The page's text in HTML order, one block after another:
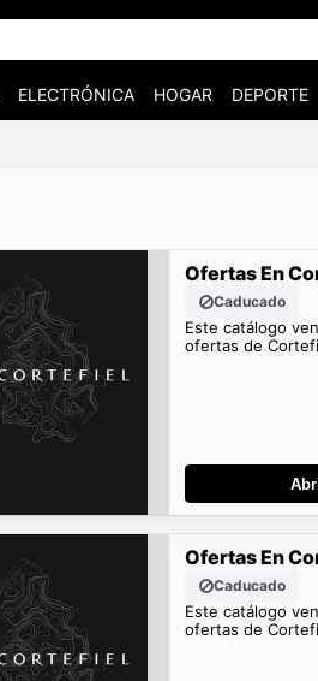
ELECTRÓNICA HOGAR DEPORTE
Ofertas En
Caducado
Este catálogo
ofertas de
Ofertas En
Caducado
Este catálogo
ofertas de